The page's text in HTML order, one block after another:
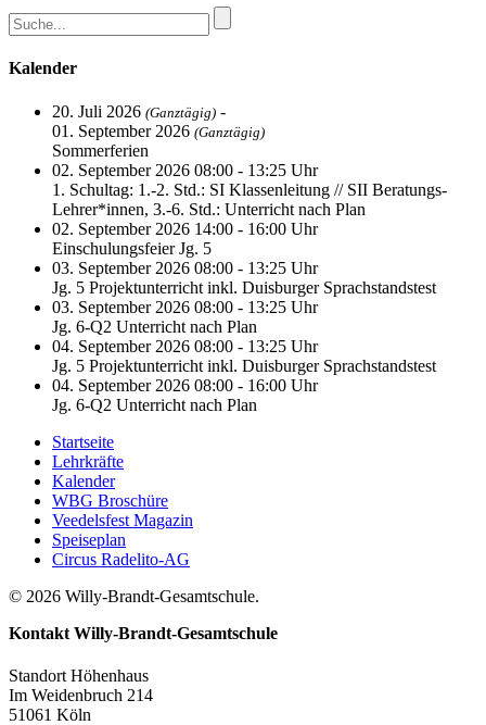
Kalender
20. Juli 2026 (Ganztägig) -
01. September 2026 (Ganztägig)
Sommerferien
02. September 2026 08:00 - 13:25 Uhr
1. Schultag: 1.-2. Std.: SI Klassenleitung // SII Beratungs-
Lehrer*innen, 3.-6. Std.: Unterricht nach Plan
02. September 2026 14:00 - 16:00 Uhr
Einschulungsfeier Jg. 5
03. September 2026 08:00 - 13:25 Uhr
Jg. 5 Projektunterricht inkl. Duisburger Sprachstandstest
03. September 2026 08:00 - 13:25 Uhr
Jg. 6-Q2 Unterricht nach Plan
04. September 2026 08:00 - 13:25 Uhr
Jg. 5 Projektunterricht inkl. Duisburger Sprachstandstest
04. September 2026 08:00 - 16:00 Uhr
Jg. 6-Q2 Unterricht nach Plan
Startseite
Lehrkräfte
Kalender
WBG Broschüre
Veedelsfest Magazin
Speiseplan
Circus Radelito-AG
© 2026 Willy-Brandt-Gesamtschule.
Kontakt Willy-Brandt-Gesamtschule
Standort Höhenhaus
Im Weidenbruch 214
51061 Köln